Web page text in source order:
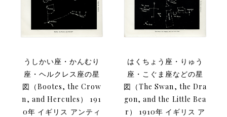
うしかい座・かんむり
座・ヘルクレス座の星
図（Bootes, the Crow
n, and Hercules） 191
0年 イギリス アンティ
はくちょう座・りゅう
座・こぐま座などの星
図（The Swan, the Dra
gon, and the Little Bea
r） 1910年 イギリス ア